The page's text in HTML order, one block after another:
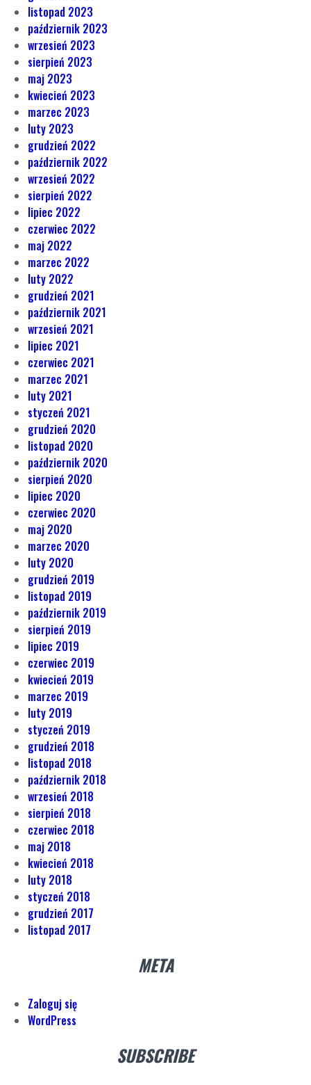
listopad 2023
październik 2023
wrzesień 2023
sierpień 2023
maj 2023
kwiecień 2023
marzec 2023
luty 2023
grudzień 2022
październik 2022
wrzesień 2022
sierpień 2022
lipiec 2022
czerwiec 2022
maj 2022
marzec 2022
luty 2022
grudzień 2021
październik 2021
wrzesień 2021
lipiec 2021
czerwiec 2021
marzec 2021
luty 2021
styczeń 2021
grudzień 2020
listopad 2020
październik 2020
sierpień 2020
lipiec 2020
czerwiec 2020
maj 2020
marzec 2020
luty 2020
grudzień 2019
listopad 2019
październik 2019
sierpień 2019
lipiec 2019
czerwiec 2019
kwiecień 2019
marzec 2019
luty 2019
styczeń 2019
grudzień 2018
listopad 2018
październik 2018
wrzesień 2018
sierpień 2018
czerwiec 2018
maj 2018
kwiecień 2018
luty 2018
styczeń 2018
grudzień 2017
listopad 2017
META
Zaloguj się
WordPress
SUBSCRIBE